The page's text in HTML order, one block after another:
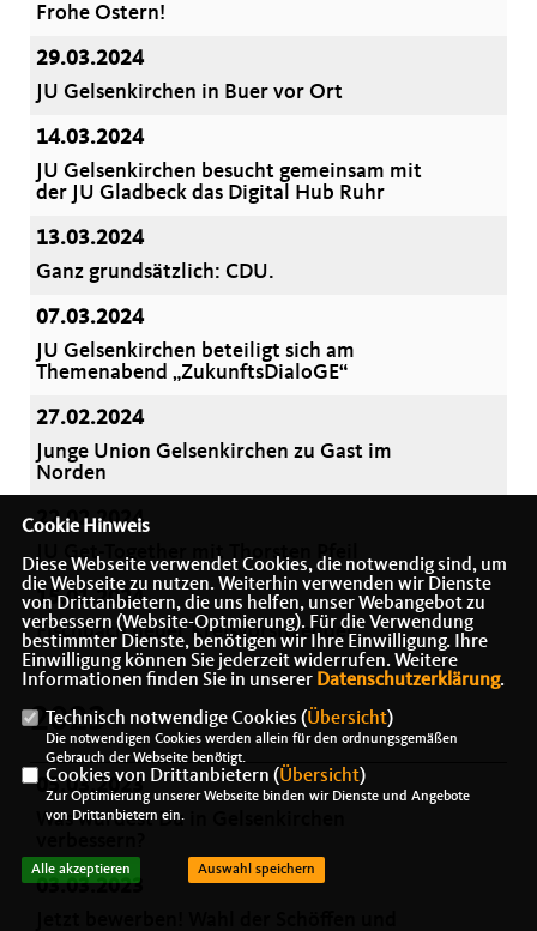
Frohe Ostern!
29.03.2024
JU Gelsenkirchen in Buer vor Ort
14.03.2024
JU Gelsenkirchen besucht gemeinsam mit
der JU Gladbeck das Digital Hub Ruhr
13.03.2024
Ganz grundsätzlich: CDU.
07.03.2024
JU Gelsenkirchen beteiligt sich am
Themenabend „ZukunftsDialoGE“
27.02.2024
Junge Union Gelsenkirchen zu Gast im
Norden
22.02.2024
JU Get-Together mit Thorsten Pfeil
15.01.2024
Fischbach neuer Kreisvorsitzender
2023
05.03.2023
Was würdest Du in Gelsenkirchen
03.03.2023
Cookie Hinweis
Diese Webseite verwendet Cookies, die notwendig sind, um
die Webseite zu nutzen. Weiterhin verwenden wir Dienste
von Drittanbietern, die uns helfen, unser Webangebot zu
verbessern (Website-Optmierung). Für die Verwendung
bestimmter Dienste, benötigen wir Ihre Einwilligung. Ihre
Einwilligung können Sie jederzeit widerrufen. Weitere
Informationen finden Sie in unserer Datenschutzerklärung.
Technisch notwendige Cookies (Übersicht)
Die notwendigen Cookies werden allein für den ordnungsgemäßen
Gebrauch der Webseite benötigt.
Cookies von Drittanbietern (Übersicht)
Zur Optimierung unserer Webseite binden wir Dienste und Angebote
von Drittanbietern ein.
Alle akzeptieren Auswahl speichern